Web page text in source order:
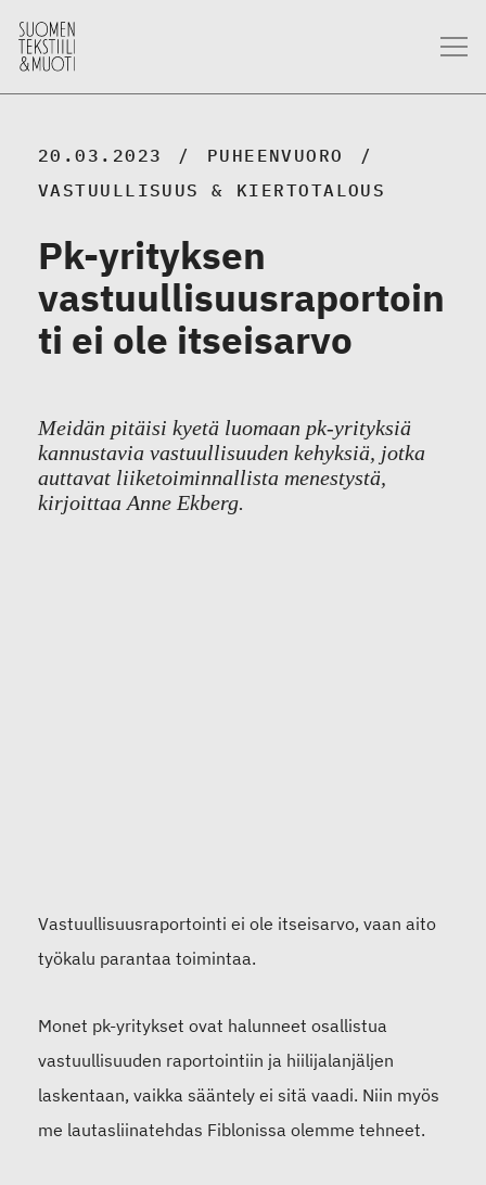
20.03.2023
PUHEENVUORO
VASTUULLISUUS & KIERTOTALOUS
Pk-yrityksen
vastuullisuusraportoin
ti ei ole itseisarvo
Meidän pitäisi kyetä luomaan pk-yrityksiä
kannustavia vastuullisuuden kehyksiä, jotka
auttavat liiketoiminnallista menestystä,
kirjoittaa Anne Ekberg.
Vastuullisuusraportointi ei ole itseisarvo, vaan aito
työkalu parantaa toimintaa.
Monet pk-yritykset ovat halunneet osallistua
vastuullisuuden raportointiin ja hiilijalanjäljen
laskentaan, vaikka sääntely ei sitä vaadi. Niin myös
me lautasliinatehdas Fiblonissa olemme tehneet.